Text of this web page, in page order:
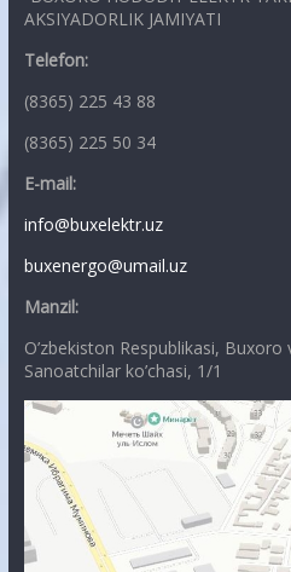
AKSIYADORLIK JAMIYATI
Telefon:
(8365) 225 43 88
(8365) 225 50 34
E-mail:
info@buxelektr.uz
buxenergo@umail.uz
Manzil:
O’zbekiston Respublikasi,
Sanoatchilar ko’chasi, 1/1